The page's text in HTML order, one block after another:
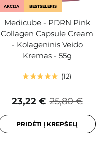
AKCIJA BESTSELERIS
Medicube - PDRN Pink
Collagen Capsule Cream
- Kolageninis Veido
Kremas - 55g
12
25,80 €
23,22 €
PRIDĖTI Į KREPŠELĮ